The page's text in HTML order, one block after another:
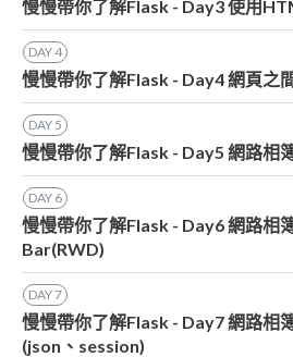
慢慢帶你了解Flask - Day3 使用
DAY4
慢慢帶你了解Flask - Day4 網頁之
DAY5
慢慢帶你了解Flask - Day5 網路相
DAY 6
慢慢帶你了解Flask - Day6 網路相
Bar(RWD)
DAY7
慢慢帶你了解Flask - Day7 網路相
(json、session)